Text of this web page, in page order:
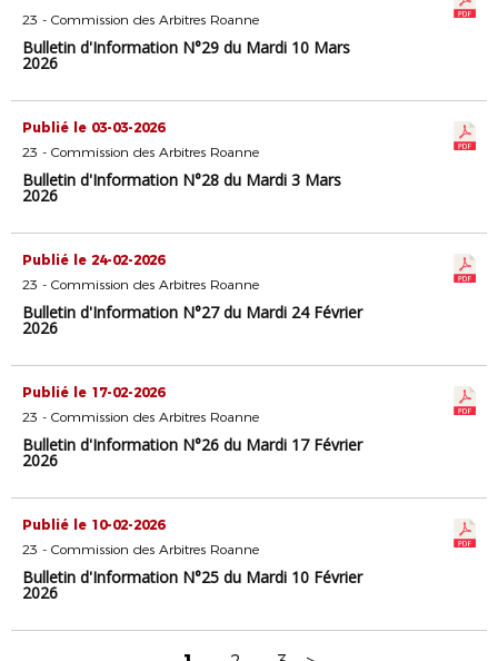
23 - Commission des Arbitres Roanne
Bulletin d'Information N°29 du Mardi 10 Mars
2026
Publié le 03-03-2026
23 - Commission des Arbitres Roanne
Bulletin d'Information N°28 du Mardi 3 Mars
2026
Publié le 24-02-2026
23 - Commission des Arbitres Roanne
Bulletin d'Information N°27 du Mardi 24 Février
2026
Publié le 17-02-2026
23 - Commission des Arbitres Roanne
Bulletin d'Information N°26 du Mardi 17 Février
2026
Publié le 10-02-2026
23 - Commission des Arbitres Roanne
Bulletin d'Information N°25 du Mardi 10 Février
2026